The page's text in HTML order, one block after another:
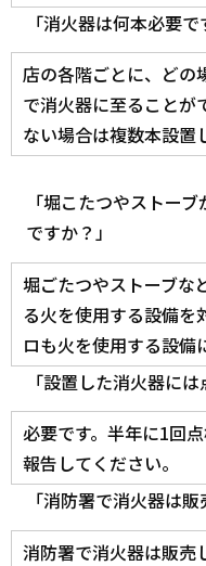
「消火器は何本必要で
店の各階ごとに、どの
で消火器に至ることが
ない場合は複数本設置
「堀こたつやストー
ですか？」
堀ごたつやストーブな
る火を使用する設備を
ロも火を使用する設備
「設置した消火器に
必要です。半年に1回
報告してください。
「消防署で消火器は
消防署で消火器は販売